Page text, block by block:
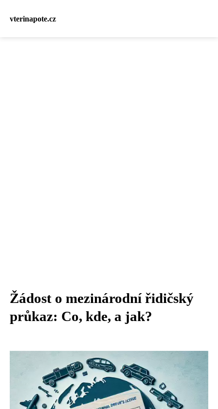
vterinapote.cz
Žádost o mezinárodní řidičský
průkaz: Co, kde, a jak?